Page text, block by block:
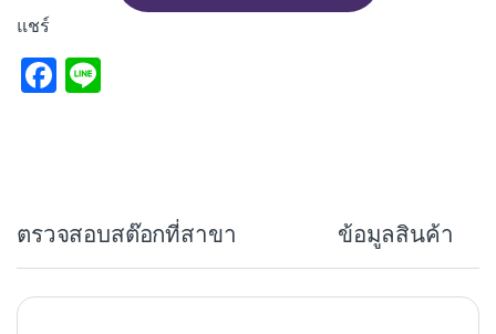
แชร์
F
o
o
ตรวจสอบสต๊อกที่สาขา ข้อมูลสินค้า